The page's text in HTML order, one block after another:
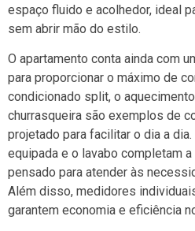
espaço fluido e acolhedor, ideal
sem abrir mão do estilo.
O apartamento conta ainda com
para proporcionar o máximo de
condicionado split, o
churrasqueira são exemplos de
projetado para facilitar o dia a
equipada e o lavabo completam
pensado para atender às
Além disso, medidores
garantem economia e eficiência